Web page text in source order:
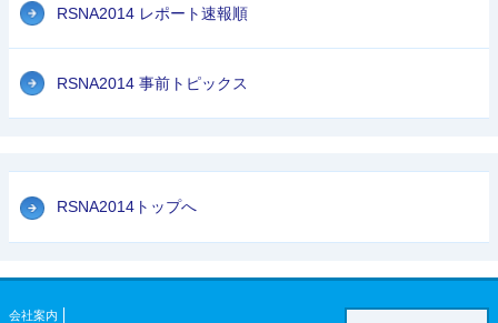
RSNA2014 レポート速報順
RSNA2014 事前トピックス
RSNA2014トップへ
会社案内